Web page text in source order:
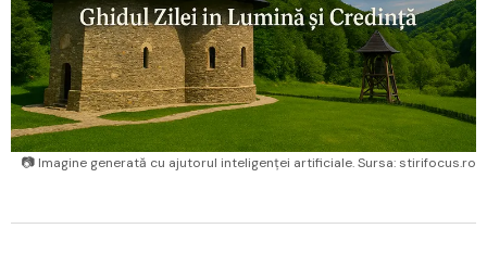
📷 Imagine generată cu ajutorul inteligenței artificiale. Sursa: stirifocus.ro